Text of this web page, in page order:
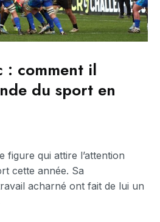
: comment il
du sport en
figure qui attire l’attention
cette année. Sa
acharné ont fait de lui un